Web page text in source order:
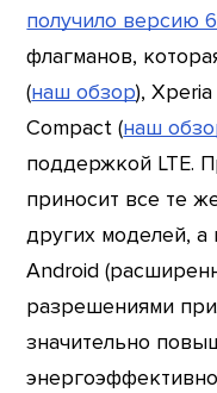
получило версию
флагманов,
(наш обзор),
Compact (наш
поддержкой LTE.
приносит все те
других моделей,
Android
разрешениями
значительно